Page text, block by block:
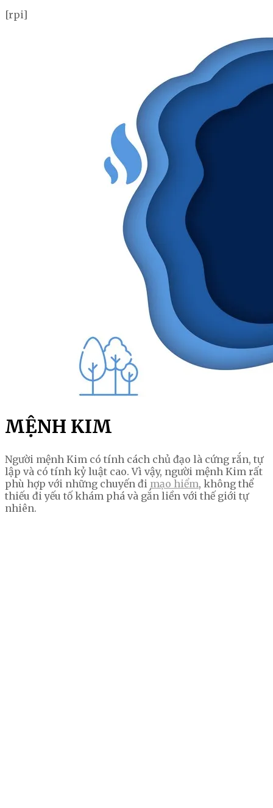
[rpi]
MỆNH KIM
Người mệnh Kim có tính cách chủ đạo là cứng rắn, tự
lập và có tính kỷ luật cao. Vì vậy, người mệnh Kim rất
phù hợp với những chuyến đi mạo hiểm, không thể
thiếu đi yếu tố khám phá và gắn liền với thế giới tự
nhiên.